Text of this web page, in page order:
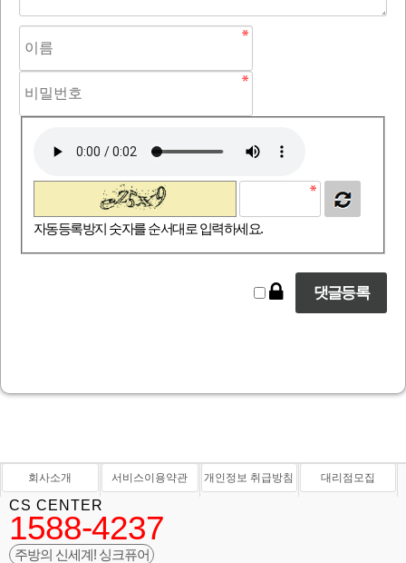
자동등록방지 숫자를 순서대로 입력하세요.
회사소개 서비스이용약관 개인정보 취급방침 대리점모집
CS CENTER
1588-4237
주방의 신세계! 싱크퓨어